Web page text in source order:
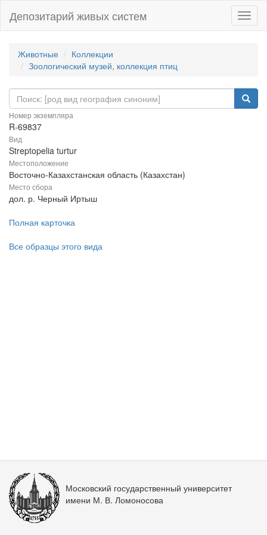
Депозитарий живых систем
Животные
Коллекции
Зоологический музей, коллекция птиц
Номер экземпляра
R-69837
Вид
Streptopelia turtur
Местоположение
Восточно-Казахстанская область (Казахстан)
Место сбора
дол. р. Черный Иртыш
Полная карточка
Все образцы этого вида
Московский государственный университет
имени М. В. Ломоносова